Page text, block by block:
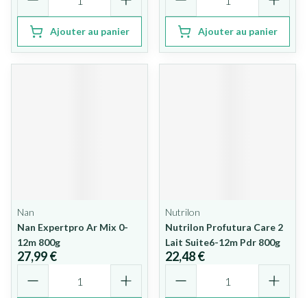
Ajouter au panier Ajouter au panier
Nan
Nan Expertpro Ar Mix 0-
12m 800g
27,99 €
Nutrilon
Nutrilon Profutura Care 2
Lait Suite6-12m Pdr 800g
22,48 €